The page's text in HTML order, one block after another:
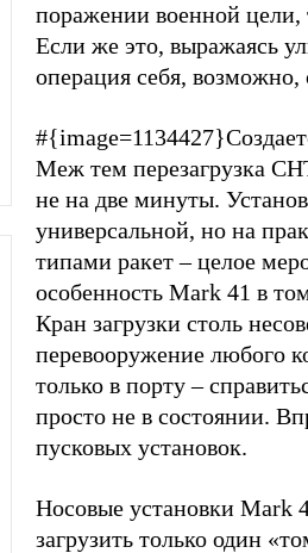
поражении военной цели,
Если же это, выражаясь
операция себя, возможно,
Меж тем перезагрузка
не на две минуты.
универсальной, но на
типами ракет – целое
особенность Mark 41 в
Кран загрузки столь
перевооружение любого
только в порту –
просто не в состоянии.
пусковых установок.
Носовые установки Mark
загрузить только один